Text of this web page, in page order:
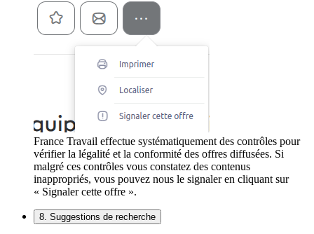
France Travail effectue systématiquement des contrôles pour
vérifier la légalité et la conformité des offres diffusées. Si
malgré ces contrôles vous constatez des contenus
inappropriés, vous pouvez nous le signaler en cliquant sur
« Signaler cette offre ».
8. Suggestions de recherche